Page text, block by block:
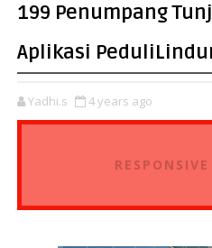
199 Penumpang
Aplikasi
Yadhi.s 4 years ago